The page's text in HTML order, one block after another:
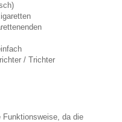
/ Trichter
Funktionsweise, da die